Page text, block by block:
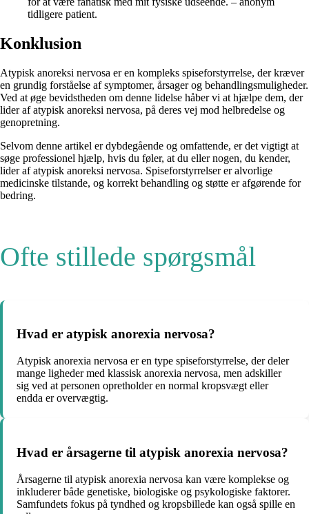
tidligere patient.
Konklusion
Atypisk anoreksi nervosa er en kompleks spiseforstyrrelse, der kræver
en grundig forståelse af symptomer, årsager og behandlingsmuligheder.
Ved at øge bevidstheden om denne lidelse håber vi at hjælpe dem, der
lider af atypisk anoreksi nervosa, på deres vej mod helbredelse og
genopretning.
Selvom denne artikel er dybdegående og omfattende, er det vigtigt at
søge professionel hjælp, hvis du føler, at du eller nogen, du kender,
lider af atypisk anoreksi nervosa. Spiseforstyrrelser er alvorlige
medicinske tilstande, og korrekt behandling og støtte er afgørende for
bedring.
Ofte stillede spørgsmål
Hvad er atypisk anorexia nervosa?
Atypisk anorexia nervosa er en type spiseforstyrrelse, der deler
mange ligheder med klassisk anorexia nervosa, men adskiller
sig ved at personen opretholder en normal kropsvægt eller
endda er overvægtig.
Hvad er årsagerne til atypisk anorexia nervosa?
Årsagerne til atypisk anorexia nervosa kan være komplekse og
inkluderer både genetiske, biologiske og psykologiske faktorer.
Samfundets fokus på tyndhed og kropsbillede kan også spille en